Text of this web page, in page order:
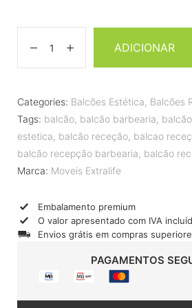
ADICIONAR
Categories: Balcões Estética, Balcões
Tags: balcão, balcão barbearia,
estetica, balcão receção, balcao
balcão recepção barbearia, balcão
Marca: Moveis Extralife
Embalamento premium
O valor apresentado com IVA
Envios grátis em compras
PAGAMENTOS